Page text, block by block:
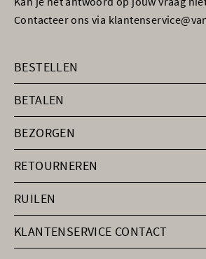
Contacteer ons via
BESTELLEN
BETALEN
BEZORGEN
RETOURNEREN
RUILEN
KLANTENSERVICE CONTACT